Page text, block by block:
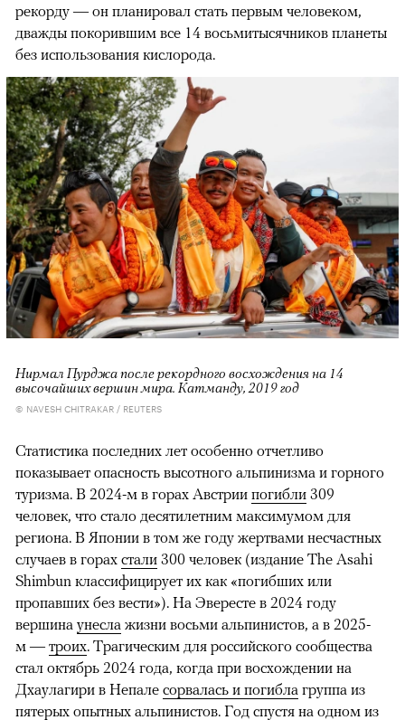
рекорду — он планировал стать первым человеком,
дважды покорившим все 14 восьмитысячников планеты
без использования кислорода.
Нирмал Пурджа после рекордного восхождения на 14
высочайших вершин мира. Катманду, 2019 год
© NAVESH CHITRAKAR / REUTERS
Статистика последних лет особенно отчетливо
показывает опасность высотного альпинизма и горного
туризма. В 2024-м в горах Австрии погибли 309
человек, что стало десятилетним максимумом для
региона. В Японии в том же году жертвами несчастных
случаев в горах стали 300 человек (издание The Asahi
Shimbun классифицирует их как «погибших или
пропавших без вести»). На Эвересте в 2024 году
вершина унесла жизни восьми альпинистов, а в 2025-
м — троих. Трагическим для российского сообщества
стал октябрь 2024 года, когда при восхождении на
Дхаулагири в Непале сорвалась и погибла группа из
пятерых опытных альпинистов. Год спустя на одном из